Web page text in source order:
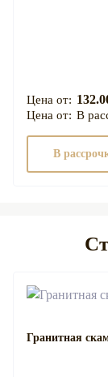
В
В
Гранитная